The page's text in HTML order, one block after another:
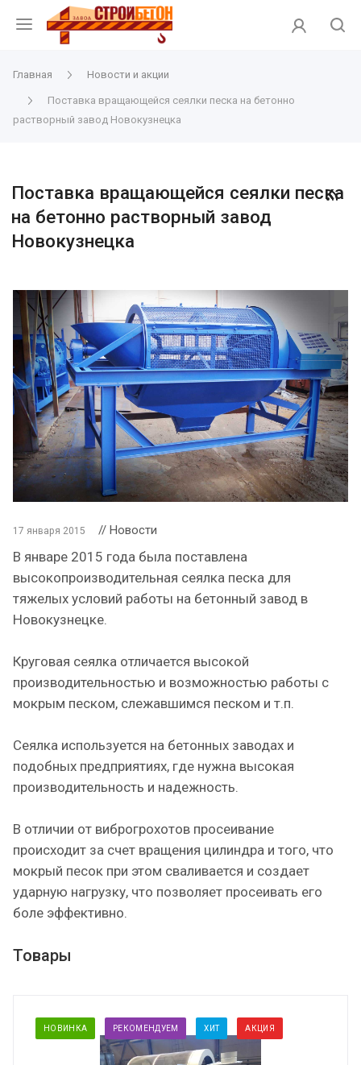
Главная Новости и акции
Поставка вращающейся сеялки песка на бетонно
растворный завод Новокузнецка
Поставка вращающейся сеялки песка
на бетонно растворный завод
Новокузнецка
17 января 2015 // Новости
В январе 2015 года была поставлена
высокопроизводительная сеялка песка для
тяжелых условий работы на бетонный завод в
Новокузнецке.
Круговая сеялка отличается высокой
производительностью и возможностью работы с
мокрым песком, слежавшимся песком и т.п.
Сеялка используется на бетонных заводах и
подобных предприятиях, где нужна высокая
производительность и надежность.
В отличии от виброгрохотов просеивание
происходит за счет вращения цилиндра и того, что
мокрый песок при этом сваливается и создает
ударную нагрузку, что позволяет просеивать его
боле эффективно.
Товары
НОВИНКА РЕКОМЕНДУЕМ ХИТ АКЦИЯ